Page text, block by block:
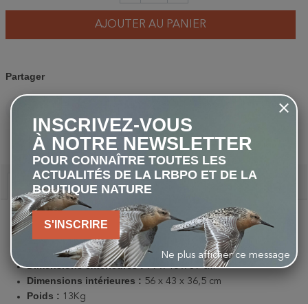
AJOUTER AU PANIER
Partager
PARTAGERTWEETPINTEREST
Description
Matériau :Contreplaqué (FSC®)
Ouverture: 14,5 x 14,5 cm
Dimensions extérieures :79 x 46 x 39 cm
Dimensions intérieures : 56 x 43 x 36,5 cm
Poids : 13Kg
INSCRIVEZ-VOUS
À NOTRE NEWSLETTER
POUR CONNAÎTRE TOUTES LES
ACTUALITÉS DE LA LRBPO ET DE LA
BOUTIQUE NATURE
S'INSCRIRE
Ne plus afficher ce message